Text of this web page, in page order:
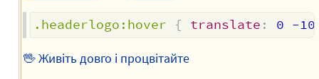
.headerlogo:hover { translate : 0 -
🖖 Живіть довго і процвітайте